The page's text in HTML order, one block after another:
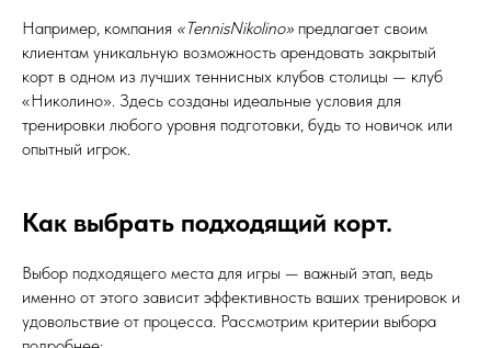
Например, компания «TennisNikolino» предлагает своим
клиентам уникальную возможность арендовать закрытый
корт в одном из лучших теннисных клубов столицы — клуб
«Николино». Здесь созданы идеальные условия для
тренировки любого уровня подготовки, будь то новичок или
опытный игрок.
Как выбрать подходящий корт.
Выбор подходящего места для игры — важный этап, ведь
именно от этого зависит эффективность ваших тренировок и
удовольствие от процесса. Рассмотрим критерии выбора